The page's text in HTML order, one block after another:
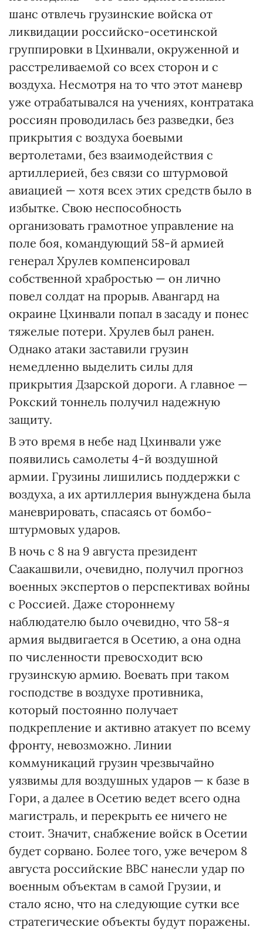
шанс отвлечь грузинские войска от
ликвидации российско-осетинской
группировки в Цхинвали, окруженной и
расстреливаемой со всех сторон и с
воздуха. Несмотря на то что этот маневр
уже отрабатывался на учениях, контратака
россиян проводилась без разведки, без
прикрытия с воздуха боевыми
вертолетами, без взаимодействия с
артиллерией, без связи со штурмовой
авиацией — хотя всех этих средств было в
избытке. Свою неспособность
организовать грамотное управление на
поле боя, командующий 58-й армией
генерал Хрулев компенсировал
собственной храбростью — он лично
повел солдат на прорыв. Авангард на
окраине Цхинвали попал в засаду и понес
тяжелые потери. Хрулев был ранен.
Однако атаки заставили грузин
немедленно выделить силы для
прикрытия Дзарской дороги. А главное —
Рокский тоннель получил надежную
защиту.
В это время в небе над Цхинвали уже
появились самолеты 4-й воздушной
армии. Грузины лишились поддержки с
воздуха, а их артиллерия вынуждена была
маневрировать, спасаясь от бомбо-
штурмовых ударов.
В ночь с 8 на 9 августа президент
Саакашвили, очевидно, получил прогноз
военных экспертов о перспективах войны
с Россией. Даже стороннему
наблюдателю было очевидно, что 58-я
армия выдвигается в Осетию, а она одна
по численности превосходит всю
грузинскую армию. Воевать при таком
господстве в воздухе противника,
который постоянно получает
подкрепление и активно атакует по всему
фронту, невозможно. Линии
коммуникаций грузин чрезвычайно
уязвимы для воздушных ударов — к базе в
Гори, а далее в Осетию ведет всего одна
магистраль, и перекрыть ее ничего не
стоит. Значит, снабжение войск в Осетии
будет сорвано. Более того, уже вечером 8
августа российские ВВС нанесли удар по
военным объектам в самой Грузии, и
стало ясно, что на следующие сутки все
стратегические объекты будут поражены.